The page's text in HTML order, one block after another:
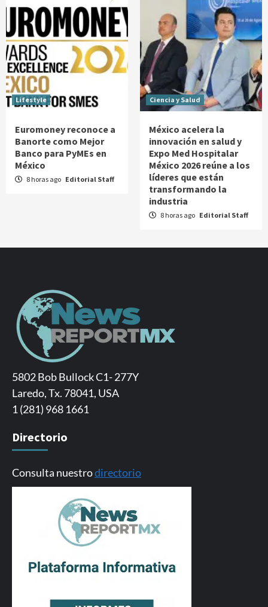
Lifestyle
Euromoney reconoce a
Banorte como Mejor
Banco para PyMEs en
México
8 horas ago Editorial Staff
Ciencia y Salud
México acelera la
innovación en salud y
Expo Med Hospitalar
México 2026 reúne a los
líderes que están
transformando la
industria
8 horas ago Editorial Staff
5802 Bob Bullock C1- 277Y
Laredo, Tx. 78041, USA
1 (281) 968 1661
Directorio
Consulta nuestrodirectorio